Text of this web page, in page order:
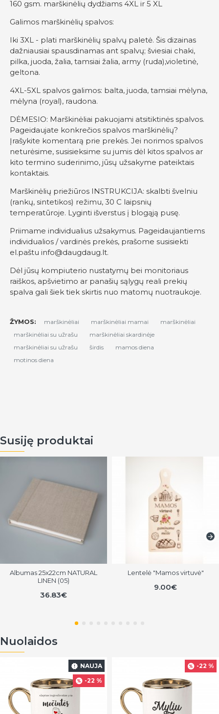
160 gsm. marškinėlių dydžiams 4XL ir 5 XL
Galimos marškinėlių spalvos:
Iki 3XL - plati marškinėlių spalvų paletė. Šis dizainas
dažniausiai spausdinamas ant spalvų; šviesiai chaki,
pilka, juoda, žalia, tamsiai žalia, army (ruda),violetinė,
geltona.
4XL-5XL spalvos galimos: balta, juoda, tamsiai mėlyna,
mėlyna (royal), raudona.
DĖMESIO: Marškinėliai pakuojami atsitiktinės spalvos.
Pageidaujate konkrečios spalvos marškinėlių?
Įrašykite komentarą prie prekės. Jei norimos spalvos
neturėsime, susisieksime su jumis dėl kitos spalvos ar
kito termino suderinimo, jūsų užsakyme pateiktais
kontaktais.
Marškinėlių priežiūros INSTRUKCIJA: skalbti švelniu
(rankų, sintetikos) režimu, 30 C laipsnių
temperatūroje. Lyginti išverstus į blogąją pusę.
Priimame individualius užsakymus. Pageidaujantiems
individualios / vardinės prekės, prašome susisiekti
el.paštu info@daugdaug.lt.
Dėl jūsų kompiuterio nustatymų bei monitoriaus
raiškos, apšvietimo ar panašių sąlygų reali prekių
spalva gali šiek tiek skirtis nuo matomų nuotraukoje.
ŽYMOS: marškinėliai marškinėliai mamai
marškinėliai
marškinėliai su užrašu
marškinėliai skardinėje
marškinėliai su užrašu
širdis
mamos diena
motinos diena
Susiję produktai
Albumas 25x22cm NATURAL
LINEN (05)
36.83€
Lentelė "Mamos virtuvė"
9.00€
Nuolaidos
NAUJA
-22 %
-22 %